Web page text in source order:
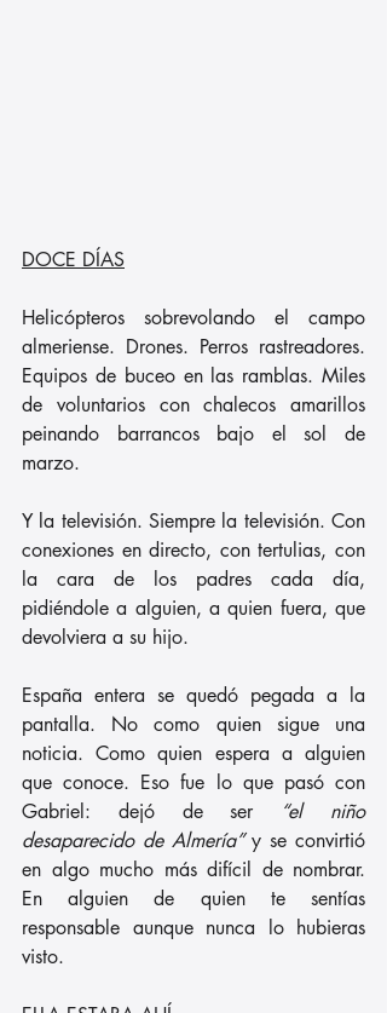
DOCE DÍAS
Helicópteros sobrevolando el campo
almeriense. Drones. Perros rastreadores.
Equipos de buceo en las ramblas. Miles
de voluntarios con chalecos amarillos
peinando barrancos bajo el sol de
marzo.
Y la televisión. Siempre la televisión. Con
conexiones en directo, con tertulias, con
la cara de los padres cada día,
pidiéndole a alguien, a quien fuera, que
devolviera a su hijo.
España entera se quedó pegada a la
pantalla. No como quien sigue una
noticia. Como quien espera a alguien
que conoce. Eso fue lo que pasó con
Gabriel: dejó de ser
“el niño
desaparecido de Almería” y se convirtió
en algo mucho más difícil de nombrar.
En alguien de quien te sentías
responsable aunque nunca lo hubieras
visto.